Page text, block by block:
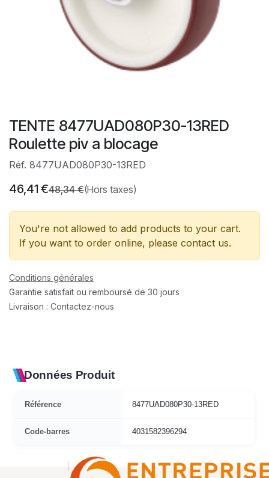
TENTE 8477UAD080P30-13RED
Roulette piv a blocage
Réf. 8477UAD080P30-13RED
46,41€48,34€(Hors taxes)
You're not allowed to add products to your cart.
If you want to order online, please contact us.
Conditions générales
Garantie satisfait ou remboursé de 30 jours
Livraison : Contactez-nous
Données Produit
Référence 8477UAD080P30-13RED
Code-barres 4031582396294